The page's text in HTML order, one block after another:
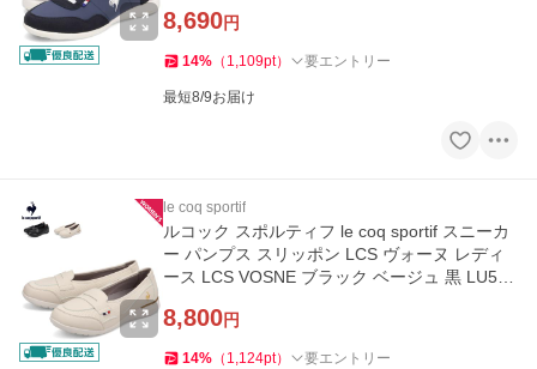
8,690円
14% （ 1,109pt） 要エントリー
最短8/9お届け
le coq sportif
ルコック スポルティフ le coq sportif スニーカ
ー パンプス スリッポン LCS ヴォーヌ レディ
ース LCS VOSNE ブラック ベージュ 黒 LU5F
8,800円
14% （ 1,124pt） 要エントリー